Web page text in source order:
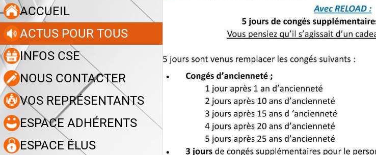
ACCUEIL
ACTUS POUR TOUS
INFOS CSE
NOUS CONTACTER
VOS REPRÉSENTANTS
ESPACE ADHÉRENTS
ESPACE ÉLUS